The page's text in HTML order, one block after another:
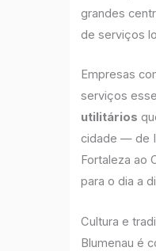
grandes
de serviços
Empresas
serviços
utilitários
cidade — de
Fortaleza ao
para o dia a
Cultura e
Blumenau é